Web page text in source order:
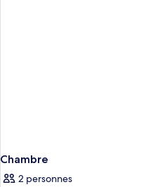
Chambre
2 personnes